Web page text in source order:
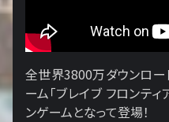
全世界3800万ダウンロー
ーム「ブレイブ フロンティ
ンゲームとなって登場！